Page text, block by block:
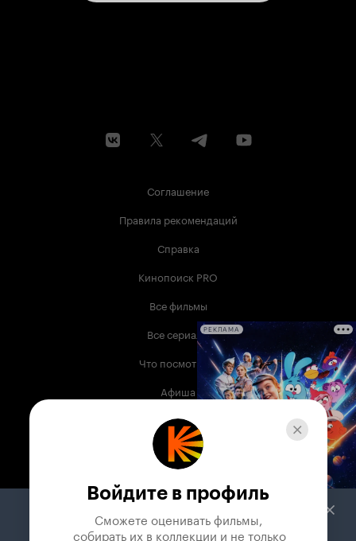
Соглашение
Правила рекомендаций
Справка
Кинопоиск PRO
Все фильмы
Все сериалы
Что посмотреть
Афиша
Музыка
Телепрограмма
Служба поддержки
РЕКЛАМА
Войдите в профиль
Сможете оценивать фильмы,
собирать их в коллекции и не только